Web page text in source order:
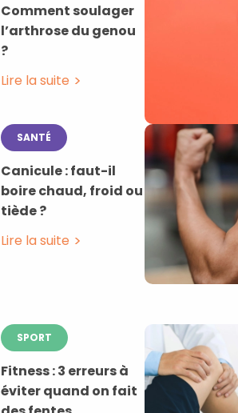
Comment soulager
l’arthrose du genou
?
Lire la suite
SANTÉ
Canicule : faut-il
boire chaud, froid ou
tiède ?
Lire la suite
SPORT
Fitness : 3 erreurs à
éviter quand on fait